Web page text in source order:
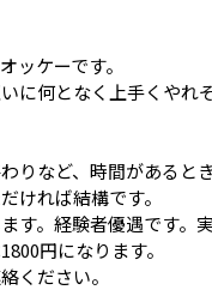
ッケーです。
に何となく上手くやれ
りなど、時間があると
ければ結構です。
す。経験者優遇です。
円になります。
ください。